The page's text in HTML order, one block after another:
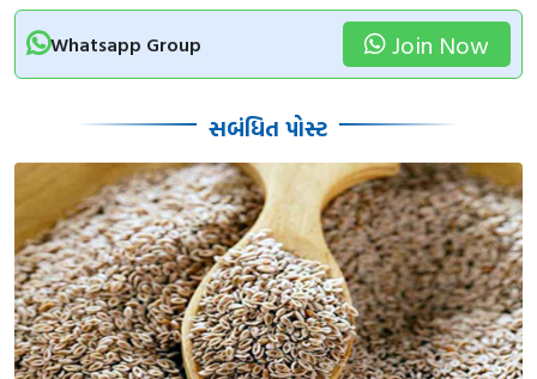
Whatsapp Group Join Now
સબંધિત પોસ્ટ